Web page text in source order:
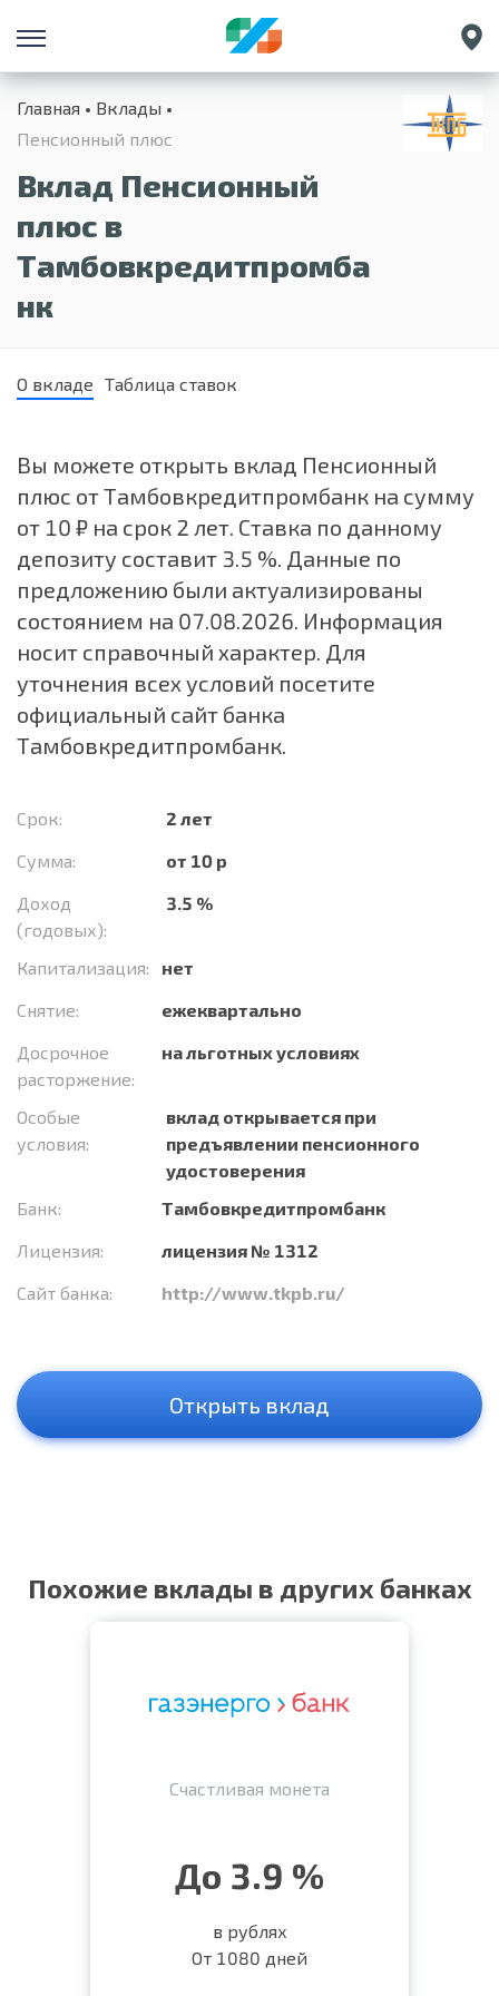
Санкт-Петербург
Нижний Новгород
Главная
Вклады
Пенсионный плюс
Вклад Пенсионный
плюс в
Тамбовкредитпромба
нк
О вкладе Таблица ставок
Вы можете открыть вклад Пенсионный
плюс от Тамбовкредитпромбанк на сумму
от 10 ₽ на срок 2 лет. Ставка по данному
депозиту составит 3.5 %. Данные по
предложению были актуализированы
состоянием на 07.08.2026. Информация
носит справочный характер. Для
уточнения всех условий посетите
официальный сайт банка
Тамбовкредитпромбанк.
Срок:
2 лет
Сумма:
от 10 р
Доход
(годовых):
3.5 %
Капитализация:
нет
Снятие:
ежеквартально
Досрочное
расторжение:
на льготных условиях
Особые
условия:
вклад открывается при
предъявлении пенсионного
удостоверения
Банк:
Тамбовкредитпромбанк
Лицензия:
лицензия № 1312
Сайт банка:
http://www.tkpb.ru/
Открыть вклад
Похожие вклады в других банках
Счастливая монета
До 3.9 %
в рублях
От 1080 дней